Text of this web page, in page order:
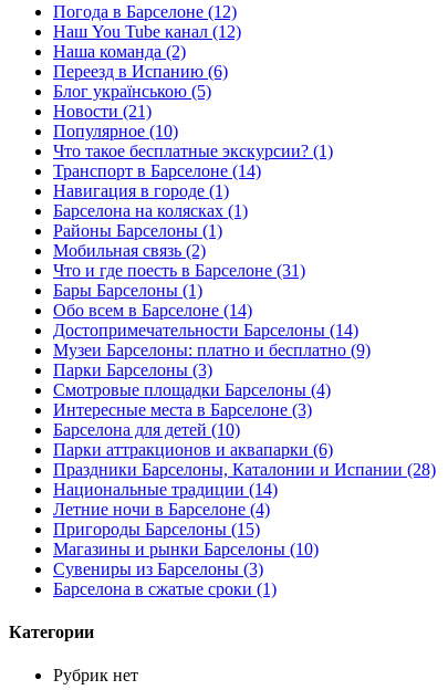
Погода в Барселоне (12)
Наш You Tube канал (12)
Наша команда (2)
Переезд в Испанию (6)
Блог українською (5)
Новости (21)
Популярное (10)
Что такое бесплатные экскурсии? (1)
Транспорт в Барселоне (14)
Навигация в городе (1)
Барселона на колясках (1)
Районы Барселоны (1)
Мобильная связь (2)
Что и где поесть в Барселоне (31)
Бары Барселоны (1)
Обо всем в Барселоне (14)
Достопримечательности Барселоны (14)
Музеи Барселоны: платно и бесплатно (9)
Парки Барселоны (3)
Смотровые площадки Барселоны (4)
Интересные места в Барселоне (3)
Барселона для детей (10)
Парки аттракционов и аквапарки (6)
Праздники Барселоны, Каталонии и Испании (28)
Национальные традиции (14)
Летние ночи в Барселоне (4)
Пригороды Барселоны (15)
Магазины и рынки Барселоны (10)
Сувениры из Барселоны (3)
Барселона в сжатые сроки (1)
Категории
Рубрик нет